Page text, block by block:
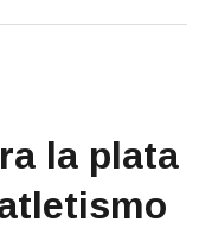
la plata